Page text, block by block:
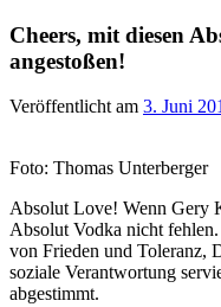
Cheers, mit diesen
angestoßen!
Veröffentlicht am 3. Juni
Foto: Thomas Unterberger
Absolut Love! Wenn Gery
Absolut Vodka nicht
von Frieden und Toleranz,
soziale Verantwortung
abgestimmt.